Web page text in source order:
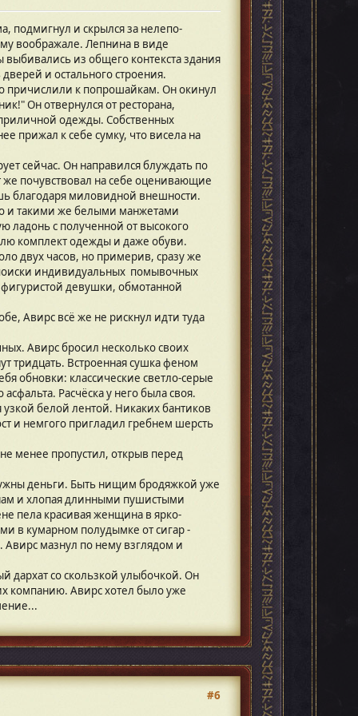
подмигнул и скрылся за нелепо-
воображале. Лепнина в виде
из общего контекста здания
и остального строения.
причислили к попрошайкам. Он окинул
Он отвернулся от ресторана,
одежды. Собственных
прижал к себе сумку, что висела на
сейчас. Он направился блуждать по
почувствовал на себе оценивающие
благодаря миловидной внешности.
и такими же белыми манжетами
ладонь с полученной от высокого
комплект одежды и даже обуви.
двух часов, но примерив, сразу же
поиски индивидуальных помывочных
девушки, обмотанной
Авирс всё же не рискнул идти туда
Авирс бросил несколько своих
тридцать. Встроенная сушка феном
обновки: классические светло-серые
Расчёска у него была своя.
белой лентой. Никаких бантиков
и немгого пригладил гребнем шерсть
менее пропустил, открыв перед
деньги. Быть нищим бродяжкой уже
и хлопая длинными пушистыми
пела красивая женщина в ярко-
в кумарном полудымке от сигар -
Авирс мазнул по нему взглядом и
дархат со скользкой улыбочкой. Он
компанию. Авирс хотел было уже
#6